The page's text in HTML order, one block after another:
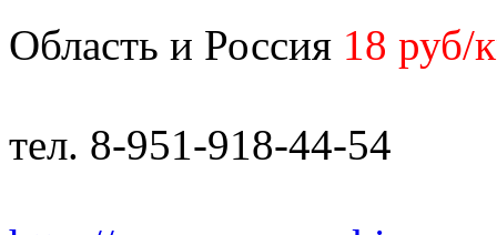
Область и Россия 18 руб/
тел. 8-951-918-44-54